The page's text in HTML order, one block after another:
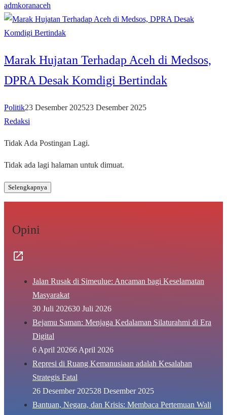
admkoranaceh
Marak Hujatan Terhadap Aceh di Medsos,
DPRA Desak Komdigi Bertindak
Politik23 Desember 202523 Desember 2025
Redaksi
Tidak Ada Postingan Lagi.
Tidak ada lagi halaman untuk dimuat.
Selengkapnya
Opini
Jalan Rusak di Simeulue: Ancaman bagi Keselamatan
Masyarakat
30 Juli 202630 Juli 2026
Bejamu Saman: Menjaga Kedalaman Silaturahmi di Era
Digital
6 April 20266 April 2026
Represi di Ruang Kemanusiaan adalah Kesalahan
Strategis Fatal
26 Desember 202528 Desember 2025
Bantuan, Negara, dan Krisis: Membaca Pertemuan Wali